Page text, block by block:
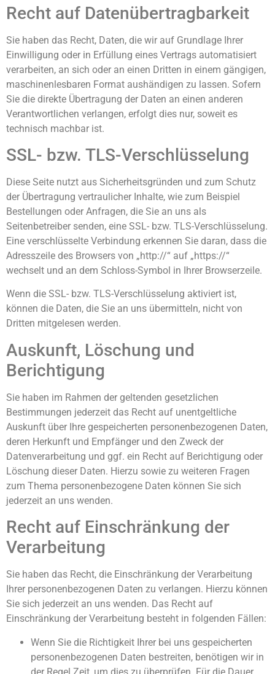
Recht auf Daten­übertrag­barkeit
Sie haben das Recht, Daten, die wir auf Grundlage Ihrer
Einwilligung oder in Erfüllung eines Vertrags automatisiert
verarbeiten, an sich oder an einen Dritten in einem gängigen,
maschinenlesbaren Format aushändigen zu lassen. Sofern
Sie die direkte Übertragung der Daten an einen anderen
Verantwortlichen verlangen, erfolgt dies nur, soweit es
technisch machbar ist.
SSL- bzw. TLS-Verschlüsselung
Diese Seite nutzt aus Sicherheitsgründen und zum Schutz
der Übertragung vertraulicher Inhalte, wie zum Beispiel
Bestellungen oder Anfragen, die Sie an uns als
Seitenbetreiber senden, eine SSL- bzw. TLS-Verschlüsselung.
Eine verschlüsselte Verbindung erkennen Sie daran, dass die
Adresszeile des Browsers von „http://“ auf „https://“
wechselt und an dem Schloss-Symbol in Ihrer Browserzeile.
Wenn die SSL- bzw. TLS-Verschlüsselung aktiviert ist,
können die Daten, die Sie an uns übermitteln, nicht von
Dritten mitgelesen werden.
Auskunft, Löschung und
Berichtigung
Sie haben im Rahmen der geltenden gesetzlichen
Bestimmungen jederzeit das Recht auf unentgeltliche
Auskunft über Ihre gespeicherten personenbezogenen Daten,
deren Herkunft und Empfänger und den Zweck der
Datenverarbeitung und ggf. ein Recht auf Berichtigung oder
Löschung dieser Daten. Hierzu sowie zu weiteren Fragen
zum Thema personenbezogene Daten können Sie sich
jederzeit an uns wenden.
Recht auf Einschränkung der
Verarbeitung
Sie haben das Recht, die Einschränkung der Verarbeitung
Ihrer personenbezogenen Daten zu verlangen. Hierzu können
Sie sich jederzeit an uns wenden. Das Recht auf
Einschränkung der Verarbeitung besteht in folgenden Fällen:
Wenn Sie die Richtigkeit Ihrer bei uns gespeicherten
personenbezogenen Daten bestreiten, benötigen wir in
der Regel Zeit, um dies zu überprüfen. Für die Dauer